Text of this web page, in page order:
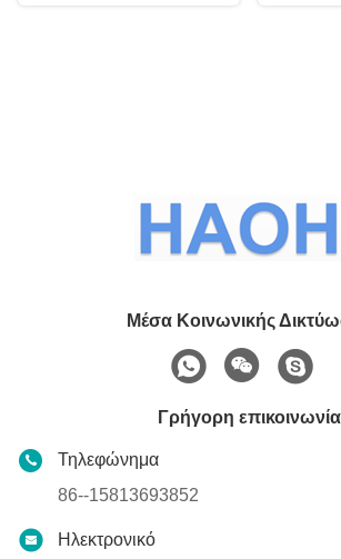
Μέσα Κοινωνικής
Γρήγορη επικοινωνία
Τηλεφώνημα
86--15813693852
Ηλεκτρονικό